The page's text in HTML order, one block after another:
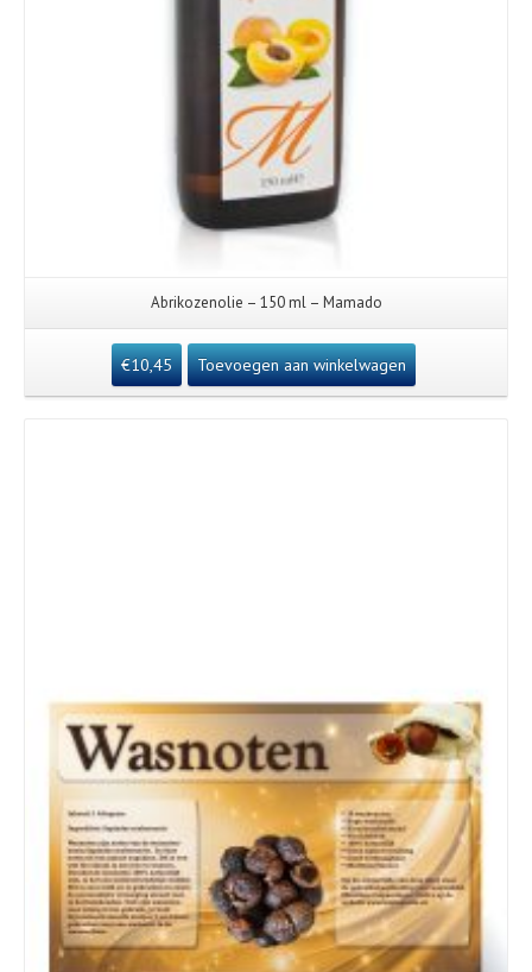
Abrikozenolie – 150 ml – Mamado
€10,45 Toevoegen aan winkelwagen